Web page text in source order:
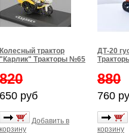
Колесный трактор
"Карлик" Тракторы №65
820
650 руб
Добавить в
корзину
ДТ-20
880
760
корзину